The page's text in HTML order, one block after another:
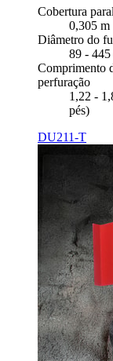
Cobertura
0,305 m
Diâmetro do
89 -
Comprimento
perfuração
1,22 -
pés)
DU211-T